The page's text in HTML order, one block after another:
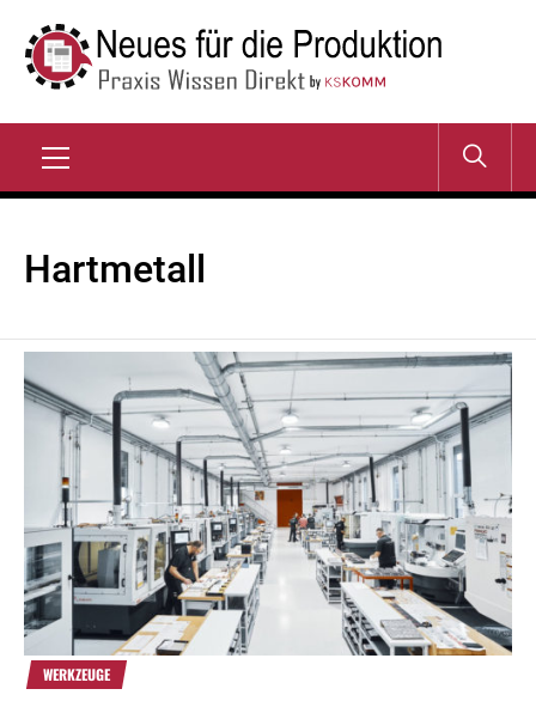
Inhalt
springen
NEUES FÜR DIE
PRODUKTION
Hartmetall
WERKZEUGE